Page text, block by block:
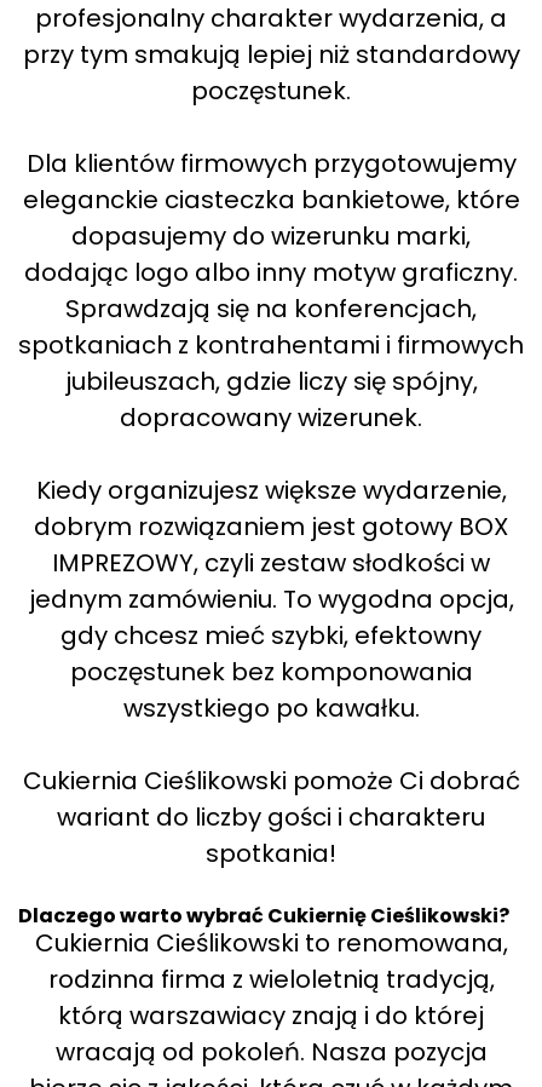
profesjonalny charakter wydarzenia, a
przy tym smakują lepiej niż standardowy
poczęstunek.
Dla klientów firmowych przygotowujemy
eleganckie ciasteczka bankietowe, które
dopasujemy do wizerunku marki,
dodając logo albo inny motyw graficzny.
Sprawdzają się na konferencjach,
spotkaniach z kontrahentami i firmowych
jubileuszach, gdzie liczy się spójny,
dopracowany wizerunek.
Kiedy organizujesz większe wydarzenie,
dobrym rozwiązaniem jest gotowy BOX
IMPREZOWY, czyli zestaw słodkości w
jednym zamówieniu. To wygodna opcja,
gdy chcesz mieć szybki, efektowny
poczęstunek bez komponowania
wszystkiego po kawałku.
Cukiernia Cieślikowski pomoże Ci dobrać
wariant do liczby gości i charakteru
spotkania!
Dlaczego warto wybrać Cukiernię Cieślikowski?
Cukiernia Cieślikowski to renomowana,
rodzinna firma z wieloletnią tradycją,
którą warszawiacy znają i do której
wracają od pokoleń. Nasza pozycja